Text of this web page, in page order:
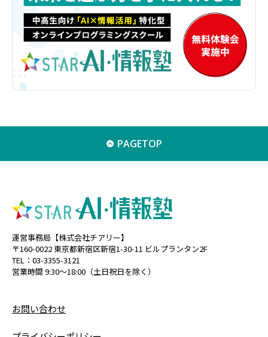
PAGETOP
運営事務局【株式会社チアリー】
〒160-0022 東京都新宿区新宿1-30-11 ビルプランタン2F
TEL：03-3355-3121
営業時間 9:30〜18:00（土日祝日を除く）
お問い合わせ